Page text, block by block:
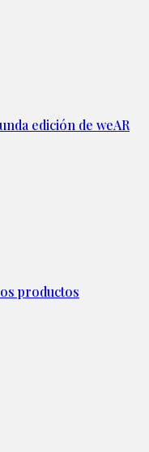
edición de weAR
productos